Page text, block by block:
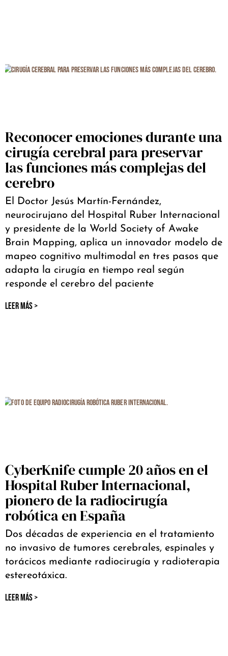
Reconocer emociones durante una
cirugía cerebral para preservar
las funciones más complejas del
cerebro
El Doctor Jesús Martín-Fernández,
neurocirujano del Hospital Ruber Internacional
y presidente de la World Society of Awake
Brain Mapping, aplica un innovador modelo de
mapeo cognitivo multimodal en tres pasos que
adapta la cirugía en tiempo real según
responde el cerebro del paciente
LEER MÁS >
CyberKnife cumple 20 años en el
Hospital Ruber Internacional,
pionero de la radiocirugía
robótica en España
Dos décadas de experiencia en el tratamiento
no invasivo de tumores cerebrales, espinales y
torácicos mediante radiocirugía y radioterapia
estereotáxica.
LEER MÁS >